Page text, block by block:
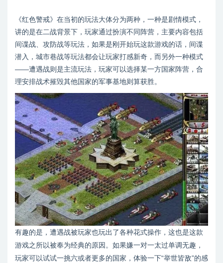
《红色警戒》在当初的玩法大体分为两种，一种是剧情模式，
讲的是在二战背景下，玩家通过扮演不同阵营，主要内容包括
间谍战、攻防战等玩法，如果是刚开始玩这款游戏的话，间谍
潜入，城市巷战等玩法都会让玩家打感新奇，而另外一种模式
——遭遇战则是主流玩法，玩家可以选择某一方国家阵营，合
理安排战术摧毁其他国家的军事基地则算获胜。
有趣的是，遭遇战被玩家也玩出了各种花式操作，这也是这款
游戏之所以被奉为经典的原因。如果嫌一对一太过单调无趣，
玩家可以试试一挑六或者更多的国家，体验一下“举世皆敌”的感